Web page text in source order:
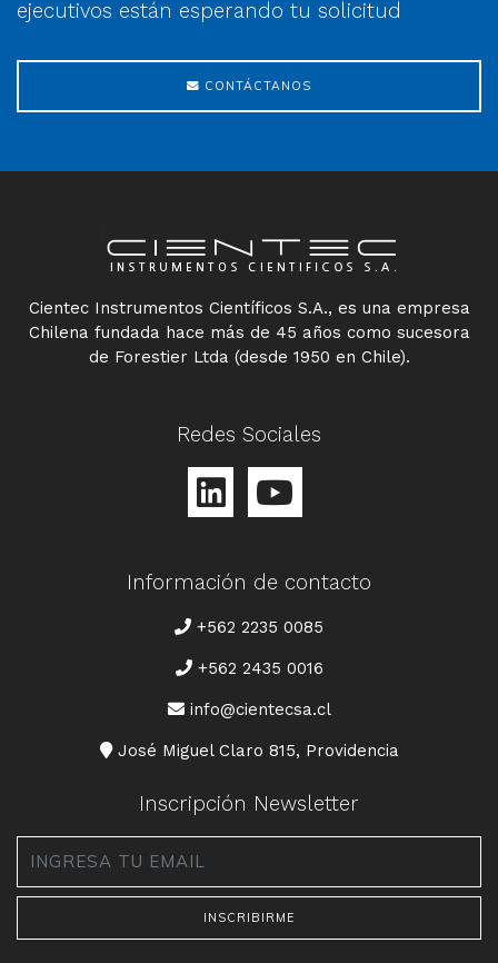
ejecutivos están esperando tu solicitud
CONTÁCTANOS
Cientec Instrumentos Científicos S.A., es una empresa
Chilena fundada hace más de 45 años como sucesora
de Forestier Ltda (desde 1950 en Chile).
Redes Sociales
Información de contacto
TELÉFONO
+562 2235 0085
+562 2435 0016
CORREO
info@cientecsa.cl
DIRECCIÓN
José Miguel Claro 815, Providencia
Inscripción Newsletter